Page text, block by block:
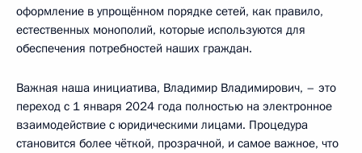
оформление в упрощённом порядке сетей, как правило,
естественных монополий, которые используются для
обеспечения потребностей наших граждан.
Важная наша инициатива, Владимир Владимирович, – это
переход с 1 января 2024 года полностью на электронное
взаимодействие с юридическими лицами. Процедура
становится более чёткой, прозрачной, и самое важное, что